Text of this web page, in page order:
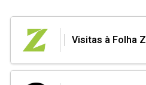
Visitas à Folha Z